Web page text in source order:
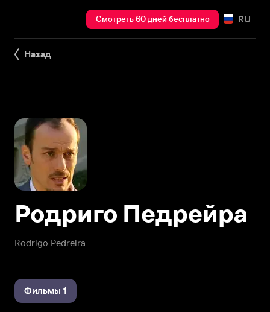
Смотреть 60 дней бесплатно RU
Назад
Rodrigo Pedreira
Родриго Педрейра
Фильмы 1